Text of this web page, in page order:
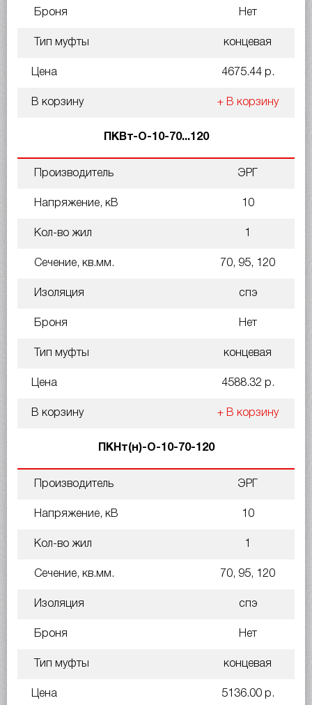
Броня Нет
Тип муфты концевая
Цена 4675.44 р.
В корзину + В корзину
ПКВт-О-10-70...120
Производитель ЭРГ
Напряжение, кВ 10
Кол-во жил 1
Сечение, кв.мм. 70, 95, 120
Изоляция спэ
Броня Нет
Тип муфты концевая
Цена 4588.32 р.
В корзину + В корзину
ПКНт(н)-О-10-70-120
Производитель ЭРГ
Напряжение, кВ 10
Кол-во жил 1
Сечение, кв.мм. 70, 95, 120
Изоляция спэ
Броня Нет
Тип муфты концевая
Цена 5136.00 р.